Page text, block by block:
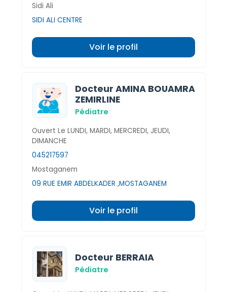
Sidi Ali
SIDI ALI CENTRE
Voir le profil
Docteur AMINA BOUAMRA
ZEMIRLINE
Pédiatre
Ouvert Le LUNDI, MARDI, MERCREDI, JEUDI,
DIMANCHE
045217597
Mostaganem
09 RUE EMIR ABDELKADER ,MOSTAGANEM
Voir le profil
Docteur BERRAIA
Pédiatre